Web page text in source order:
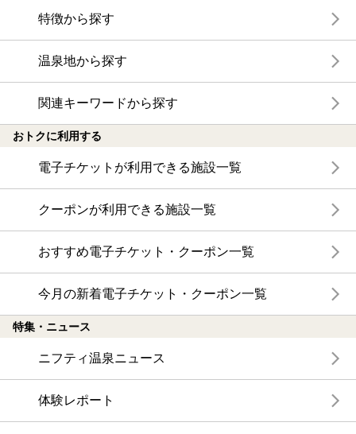
特徴から探す
温泉地から探す
関連キーワードから探す
おトクに利用する
電子チケットが利用できる施設一覧
クーポンが利用できる施設一覧
おすすめ電子チケット・クーポン一覧
今月の新着電子チケット・クーポン一覧
特集・ニュース
ニフティ温泉ニュース
体験レポート